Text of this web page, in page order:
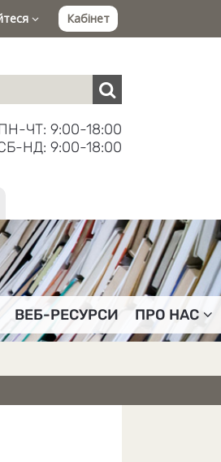
Кабінет
ЧТ: 9:00-18:00
НД: 9:00-18:00
ВЕБ-РЕСУРСИ ПРО НАС